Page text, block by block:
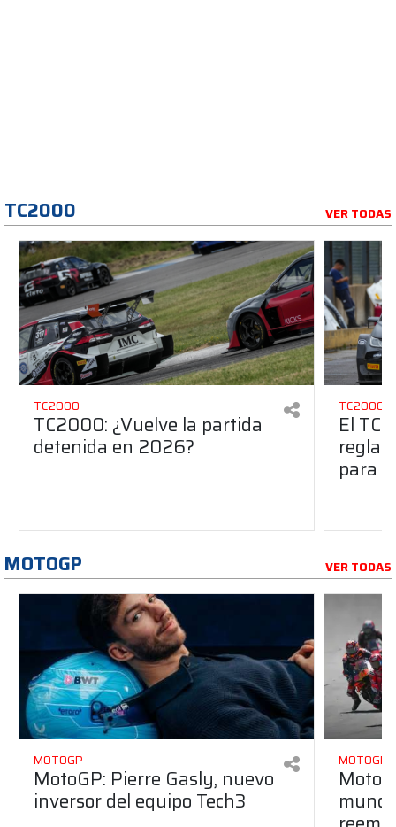
TC2000 VER TODAS
TC2000
TC2000: ¿Vuelve la partida
detenida en 2026?
TC2000
El
para
MOTOGP VER TODAS
MOTOGP
MotoGP: Pierre Gasly, nuevo
inversor del equipo Tech3
MOTOGP